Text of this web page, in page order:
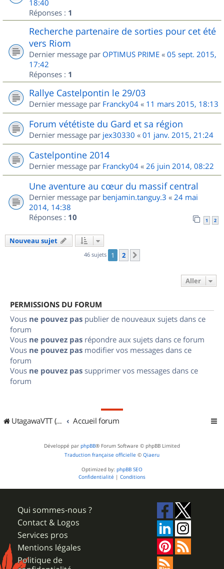
18:40
Réponses : 1
Recherche partenaire de sorties pour cet été
vers Riom
Dernier message par OPTIMUS PRIME « 05 sept. 2015,
17:42
Réponses : 1
Rallye Castelpontin le 29/03
Dernier message par Francky04 « 11 mars 2015, 18:13
Forum vététiste du Gard et sa région
Dernier message par jex30330 « 01 janv. 2015, 21:24
Castelpontine 2014
Dernier message par Francky04 « 26 juin 2014, 08:22
Une aventure au cœur du massif central
Dernier message par benjamin.tanguy.3 « 24 mai
2014, 14:38
Réponses : 10 1 2
Nouveau sujet
46 sujets 1 2
Aller
PERMISSIONS DU FORUM
Vous ne pouvez pas publier de nouveaux sujets dans ce
forum
Vous ne pouvez pas répondre aux sujets dans ce forum
Vous ne pouvez pas modifier vos messages dans ce
forum
Vous ne pouvez pas supprimer vos messages dans ce
forum
UtagawaVTT (Randos VTT et VTTAE avec traces GPS) Accueil forum
Développé par phpBB® Forum Software © phpBB Limited
Traduction française officielle © Qiaeru
Optimized by: phpBB SEO
Confidentialité | Conditions
Qui sommes-nous ?
Contact & Logos
Services pros
Mentions légales
Politique de